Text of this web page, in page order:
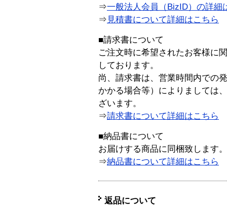
⇒一般法人会員（BizID）の詳細
⇒ 見積書について詳細はこちら
■請求書について
ご注文時に希望されたお客様に
しております。
尚、請求書は、営業時間内での
かかる場合等）によりましては
ざいます。
⇒請求書について詳細はこちら
■納品書について
お届けする商品に同梱致します。
⇒納品書について詳細はこちら
返品について